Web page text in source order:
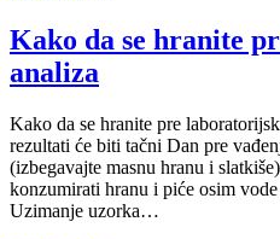
Kako da se hranite
analiza
Kako da se hranite pre
rezultati će biti tačni Dan pre
(izbegavajte masnu hranu i
konzumirati hranu i piće osim
Uzimanje uzorka…